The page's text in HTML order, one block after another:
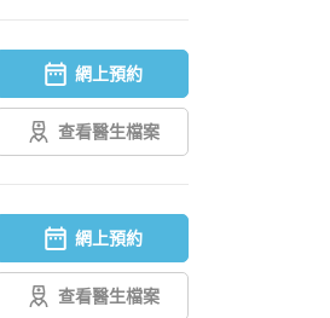
網上預約
查看醫生檔案
網上預約
查看醫生檔案